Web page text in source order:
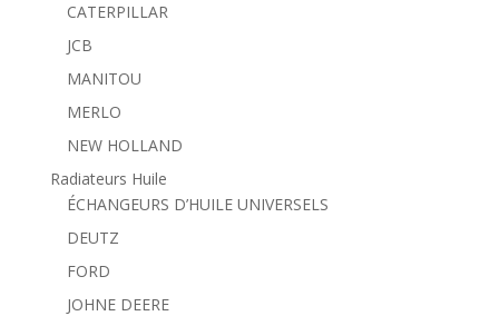
CATERPILLAR
JCB
MANITOU
MERLO
NEW HOLLAND
Radiateurs Huile
ÉCHANGEURS D’HUILE UNIVERSELS
DEUTZ
FORD
JOHNE DEERE